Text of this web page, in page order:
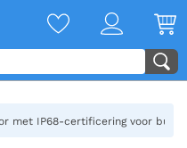
met IP68-certificering voor